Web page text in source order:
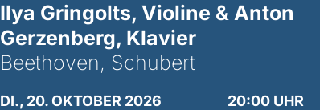
Ilya Gringolts, Violine & Anton
Gerzenberg, Klavier
Beethoven, Schubert
DI., 20. OKTOBER 2026
20:00 UHR